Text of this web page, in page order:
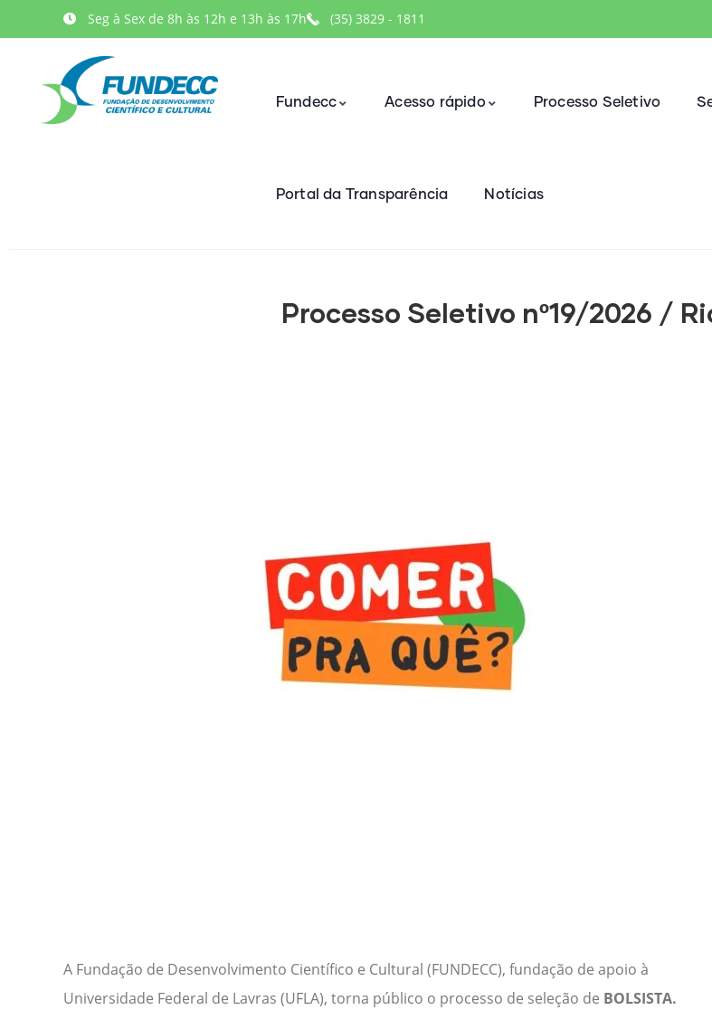
Seg à Sex de 8h às 12h e 13h às 17h (35) 3829 - 1811
Fundecc Acesso rápido Processo Seletivo
Portal da Transparência Notícias
Processo Seletivo nº19/2026 /
A Fundação de Desenvolvimento Científico e Cultural (FUNDECC), fundação de apoio à
Universidade Federal de Lavras (UFLA), torna público o processo de seleção de BOLSISTA.